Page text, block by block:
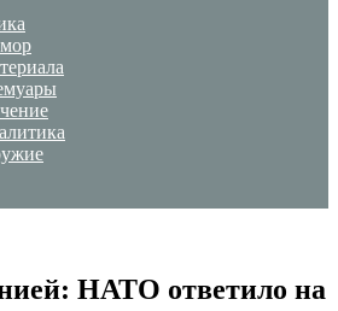
НАТО ответило на